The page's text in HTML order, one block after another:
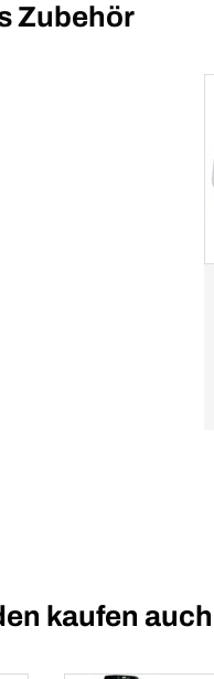
Zubehör
kaufen auch